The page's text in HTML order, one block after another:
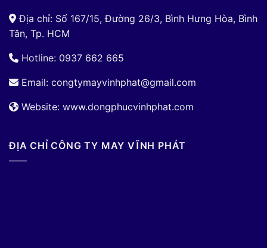
Địa chỉ: Số 167/15, Đường 26/3, Bình Hưng Hòa, Bình
Tân, Tp. HCM
Hotline: 0937 662 665
Email: congtymayvinhphat@gmail.com
Website: www.dongphucvinhphat.com
ĐỊA CHỈ CÔNG TY MAY VĨNH PHÁT